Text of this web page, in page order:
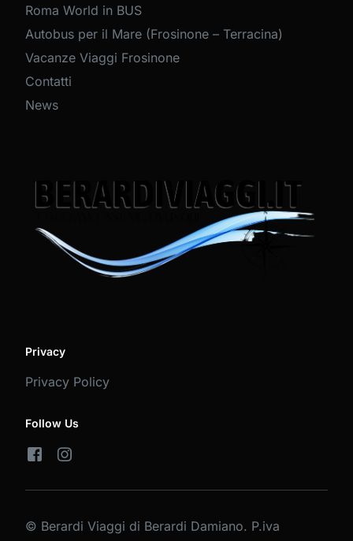
Roma World in BUS
Autobus per il Mare (Frosinone – Terracina)
Vacanze Viaggi Frosinone
Contatti
News
Privacy
Privacy Policy
Follow Us
© Berardi Viaggi di Berardi Damiano. P.iva